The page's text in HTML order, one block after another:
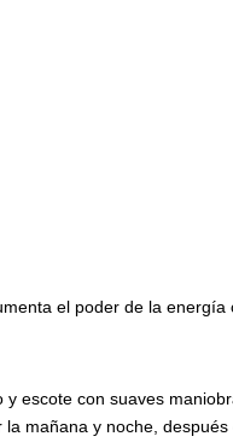
el poder de la energía
escote con suaves
mañana y noche, después